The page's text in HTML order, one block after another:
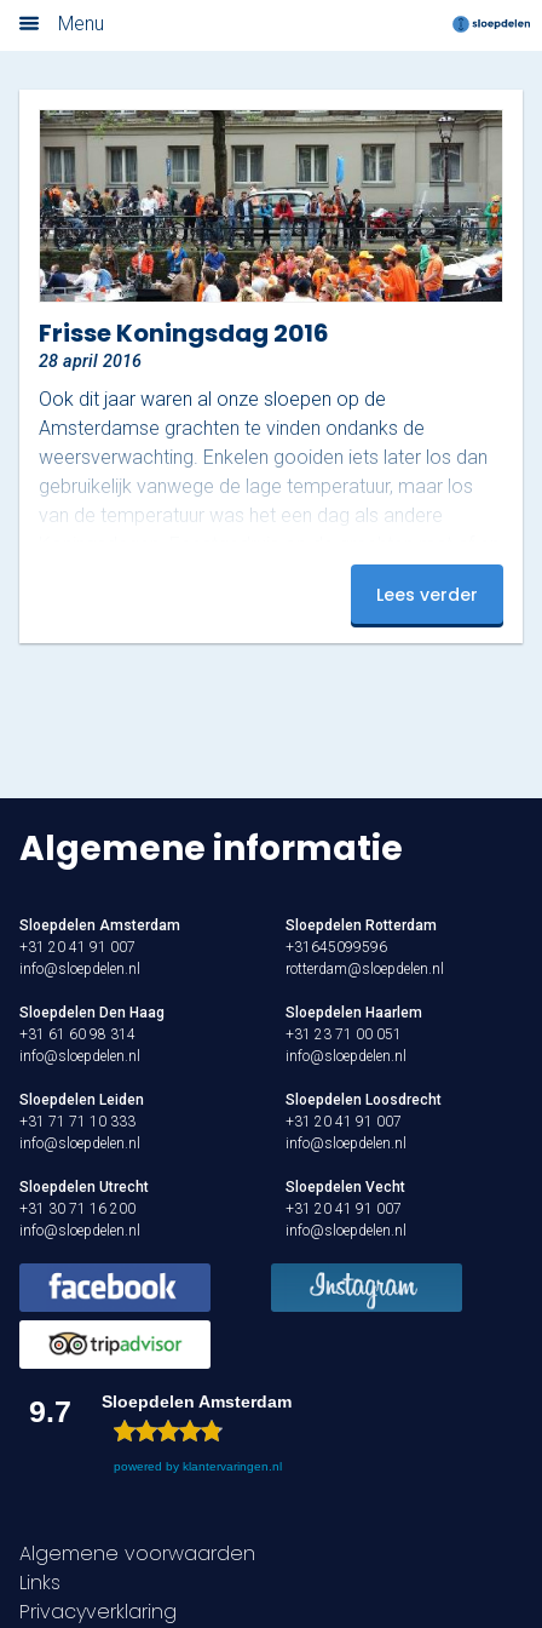
Menu
Nieuwsoverzicht
Boek nu
Locaties
Amsterdam
Utrecht
Rotterdam
Haarlem
Loosdrecht
Alle evenementen
De sloep
Nu reserveren
XL Lounge sloep
Contact
Over Sloepdelen
Veel gestelde vragen
Werken bij Sloepdelen
Nieuwsoverzicht
Frisse Koningsdag 2016
28 april 2016
Ook dit jaar waren al onze sloepen op de
Amsterdamse grachten te vinden ondanks de
weersverwachting. Enkelen gooiden iets later los dan
gebruikelijk vanwege de lage temperatuur, maar los
van de temperatuur was het een dag als andere
toe een waterig zonnetje afgewisseld door bewolking.
Zonder problemen zijn alle Sloepdelen boten weer
terug op de steiger gekomen waar ze een intensieve
Lees verder
Algemene informatie
Sloepdelen Amsterdam
+31 20 41 91 007
info@sloepdelen.nl
Sloepdelen Rotterdam
+31645099596
rotterdam@sloepdelen.nl
Sloepdelen Den Haag
+31 61 60 98 314
info@sloepdelen.nl
Sloepdelen Haarlem
+31 23 71 00 051
info@sloepdelen.nl
Sloepdelen Leiden
+31 71 71 10 333
info@sloepdelen.nl
Sloepdelen Loosdrecht
+31 20 41 91 007
info@sloepdelen.nl
Sloepdelen Utrecht
+31 30 71 16 200
info@sloepdelen.nl
Sloepdelen Vecht
+31 20 41 91 007
info@sloepdelen.nl
9.7 Sloepdelen Amsterdam
powered by klantervaringen.nl
Algemene voorwaarden
Links
Privacyverklaring